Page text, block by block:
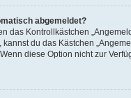
abgemeldet?
das Kontrollkästchen
du das Kästchen
diese Option nicht zur